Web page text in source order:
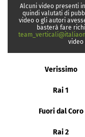
Alcuni video presenti
quindi valutati di
video o gli autori
basterà fare
video
Verissimo
Rai 1
Fuori dal Coro
Rai 2